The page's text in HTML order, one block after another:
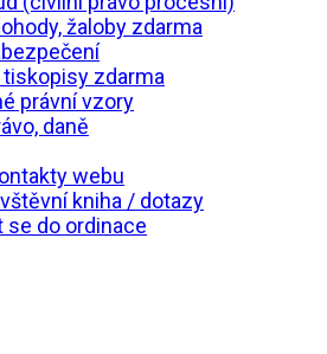
žaloby zdarma
tiskopisy zdarma
právní vzory
daně
webu
kniha / dotazy
se do ordinace